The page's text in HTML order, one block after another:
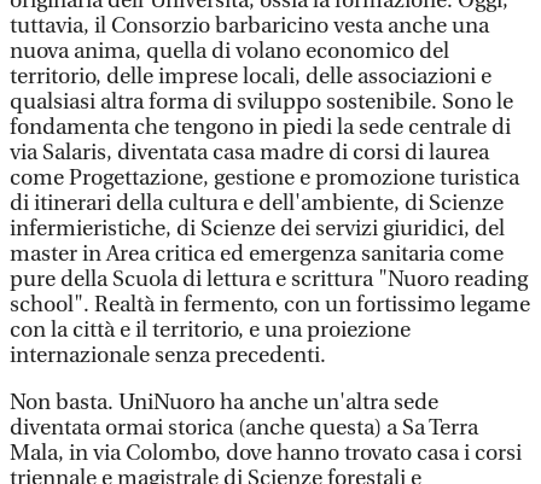
tuttavia, il Consorzio barbaricino vesta anche una
nuova anima, quella di volano economico del
territorio, delle imprese locali, delle associazioni e
qualsiasi altra forma di sviluppo sostenibile. Sono le
fondamenta che tengono in piedi la sede centrale di
via Salaris, diventata casa madre di corsi di laurea
come Progettazione, gestione e promozione turistica
di itinerari della cultura e dell'ambiente, di Scienze
infermieristiche, di Scienze dei servizi giuridici, del
master in Area critica ed emergenza sanitaria come
pure della Scuola di lettura e scrittura "Nuoro reading
school". Realtà in fermento, con un fortissimo legame
con la città e il territorio, e una proiezione
internazionale senza precedenti.
Non basta. UniNuoro ha anche un'altra sede
diventata ormai storica (anche questa) a Sa Terra
Mala, in via Colombo, dove hanno trovato casa i corsi
triennale e magistrale di Scienze forestali e